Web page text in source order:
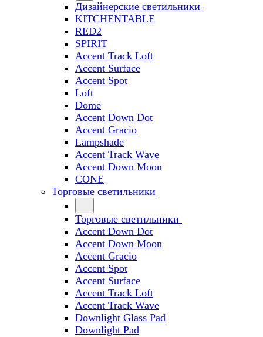
Дизайнерские светильники
KITCHENTABLE
RED2
SPIRIT
Accent Track Loft
Accent Surface
Accent Spot
Loft
Dome
Accent Down Dot
Accent Gracio
Lampshade
Accent Track Wave
Accent Down Moon
CONE
Торговые светильники
Торговые светильники
Accent Down Dot
Accent Down Moon
Accent Gracio
Accent Spot
Accent Surface
Accent Track Loft
Accent Track Wave
Downlight Glass Pad
Downlight Pad